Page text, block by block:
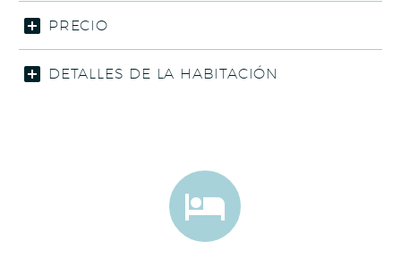
PRECIO
DETALLES DE LA HABITACIÓN

